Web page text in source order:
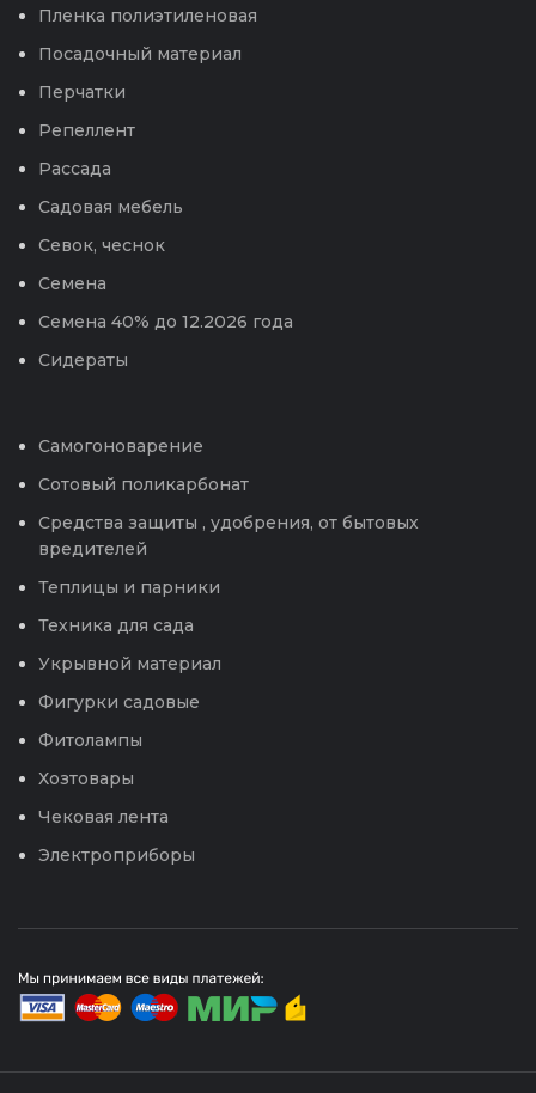
Пленка полиэтиленовая
Посадочный материал
Перчатки
Репеллент
Рассада
Садовая мебель
Севок, чеснок
Семена
Семена 40% до 12.2026 года
Сидераты
Самогоноварение
Сотовый поликарбонат
Средства защиты , удобрения, от бытовых
вредителей
Теплицы и парники
Техника для сада
Укрывной материал
Фигурки садовые
Фитолампы
Хозтовары
Чековая лента
Электроприборы